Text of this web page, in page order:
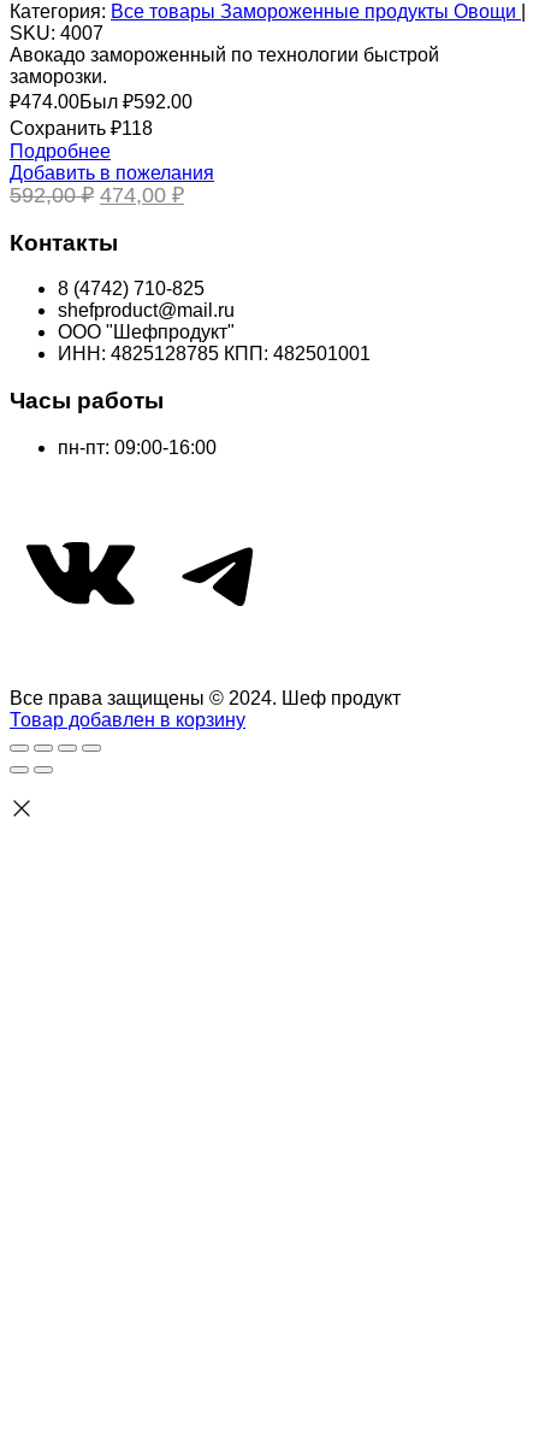
Категория: Все товары Замороженные продукты Овощи
SKU: 4007
Авокадо замороженный по технологии быстрой
заморозки.
₽474.00Был ₽592.00
Сохранить ₽118
Подробнее
Добавить в пожелания
592,00₽ Первоначальная
составляла
474,00 ₽Текущая
Контакты
8 (4742) 710-825
shefproduct@mail.ru
ООО "Шефпродукт"
ИНН: 4825128785 КПП: 482501001
Часы работы
пн-пт: 09:00-16:00
ВКонтактеTelegram
Все права защищены © 2024. Шеф продукт
Товар добавлен в корзину